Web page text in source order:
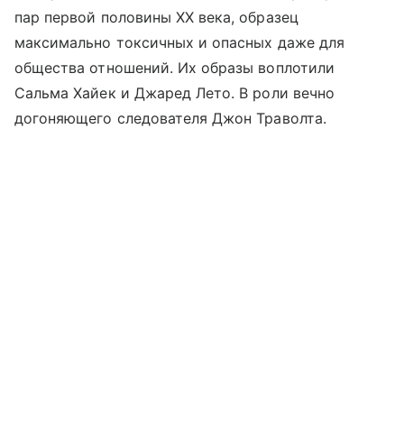
пар первой половины XX века, образец
максимально токсичных и опасных даже для
общества отношений. Их образы воплотили
Сальма Хайек и Джаред Лето. В роли вечно
догоняющего следователя Джон Траволта.